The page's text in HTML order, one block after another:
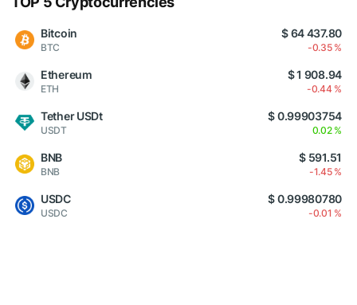
Bitcoin
BTC
$ 64 437.80
-0.35 %
Ethereum
ETH
$ 1 908.94
-0.44 %
Tether USDt
USDT
$ 0.99903754
0.02 %
BNB
BNB
$ 591.51
-1.45 %
USDC
USDC
$ 0.99980780
-0.01 %